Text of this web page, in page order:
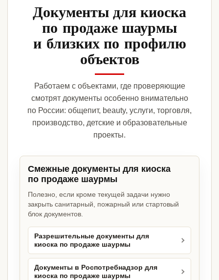
Документы для киоска
по продаже шаурмы
и близких по профилю
объектов
Работаем с объектами, где проверяющие
смотрят документы особенно внимательно
по России: общепит, beauty, услуги, торговля,
производство, детские и образовательные
проекты.
Смежные документы для киоска
по продаже шаурмы
Полезно, если кроме текущей задачи нужно
закрыть санитарный, пожарный или стартовый
блок документов.
Разрешительные документы для
киоска по продаже шаурмы
Документы в Роспотребнадзор для
киоска по продаже шаурмы